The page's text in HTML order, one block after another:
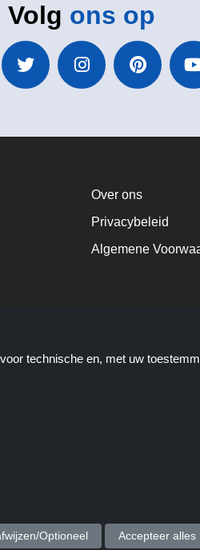
Volg ons op
Over ons
Privacybeleid
Algemene
kortingscodes biedt; deze deals of
Kortingscop. Alle rechten
technische en, met uw
Optioneel Accepteer alles